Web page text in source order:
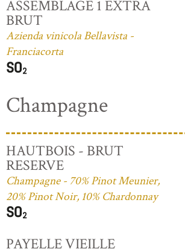
ASSEMBLAGE 1 EXTRA
BRUT
Azienda vinicola Bellavista -
Franciacorta
Champagne
HAUTBOIS - BRUT
RESERVE
Champagne - 70% Pinot Meunier,
20% Pinot Noir, 10% Chardonnay
PAYELLE VIEILLE